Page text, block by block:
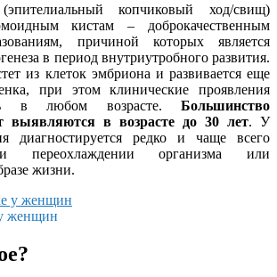
копчиковый ход/свищ)
кистам – доброкачественным
причиной которых является
в период внутриутробного развития.
из клеток эмбриона и развивается еще
при этом клинические проявления
в любом возрасте. Большинство
выявляются в возрасте до 30 лет. У
диагностируется редко и чаще всего
переохлаждении организма или
жизни.
женщин